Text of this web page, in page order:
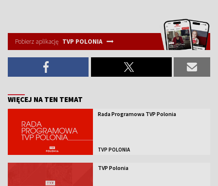
Pobierz aplikację TVP POLONIA
WIĘCEJ NA TEN TEMAT
Rada Programowa TVP Polonia
TVP POLONIA
TVP Polonia